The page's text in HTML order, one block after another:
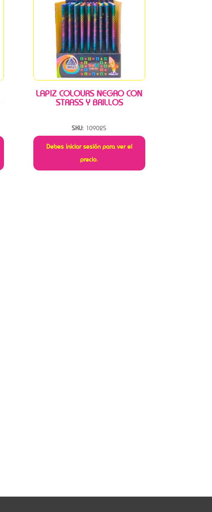
LAPIZ COLOURS NEGRO CON
STRASS Y BRILLOS
SKU: 109025
Debes iniciar sesión para ver el
precio.